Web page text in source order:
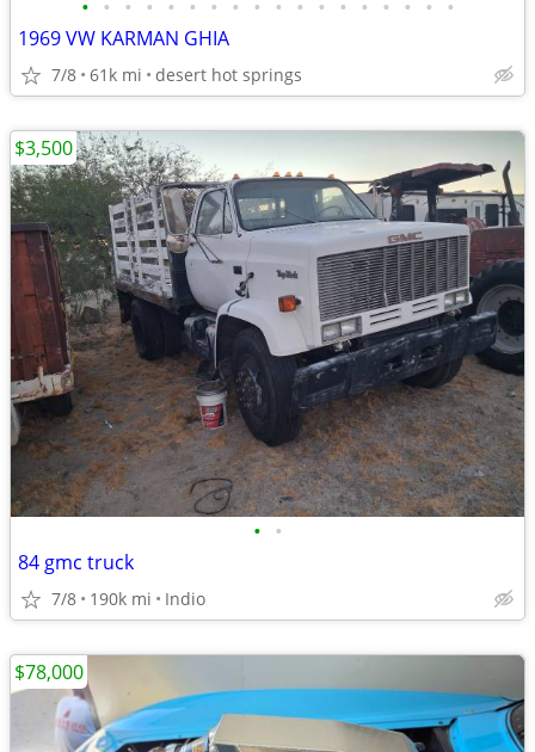
• • • • • • • • • • • • • • • • • •
1969 VW KARMAN GHIA
7/8 61k mi desert hot springs
• •
84 gmc truck
7/8 190k mi Indio
$3,500
$78,000